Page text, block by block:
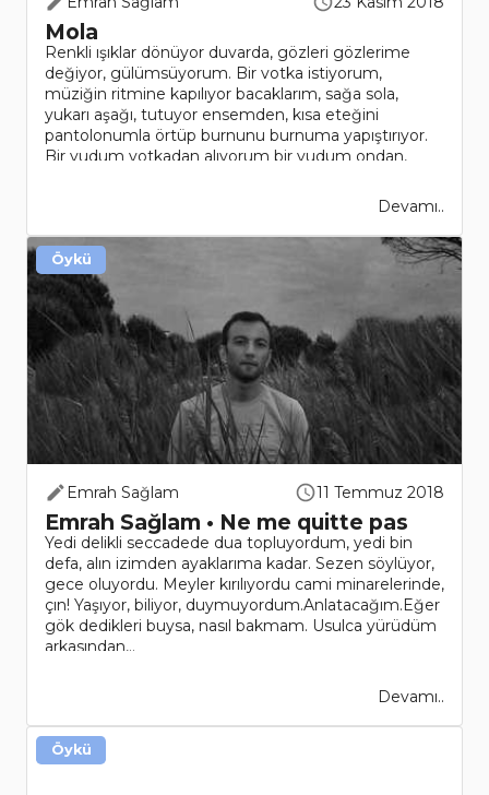
Mola
Renkli ışıklar dönüyor duvarda, gözleri gözlerime
değiyor, gülümsüyorum. Bir votka istiyorum,
müziğin ritmine kapılıyor bacaklarım, sağa sola,
yukarı aşağı, tutuyor ensemden, kısa eteğini
pantolonumla örtüp burnunu burnuma yapıştırıyor.
Bir yudum votkadan alıyorum bir yudum ondan,
Devamı..
Emrah Sağlam 11 Temmuz 2018
Emrah Sağlam • Ne me quitte pas
Yedi delikli seccadede dua topluyordum, yedi bin
defa, alın izimden ayaklarıma kadar. Sezen söylüyor,
gece oluyordu. Meyler kırılıyordu cami minarelerinde,
çın! Yaşıyor, biliyor, duymuyordum.Anlatacağım.Eğer
gök dedikleri buysa, nasıl bakmam. Usulca yürüdüm
arkasından,..
Devamı..
Öykü
Öykü